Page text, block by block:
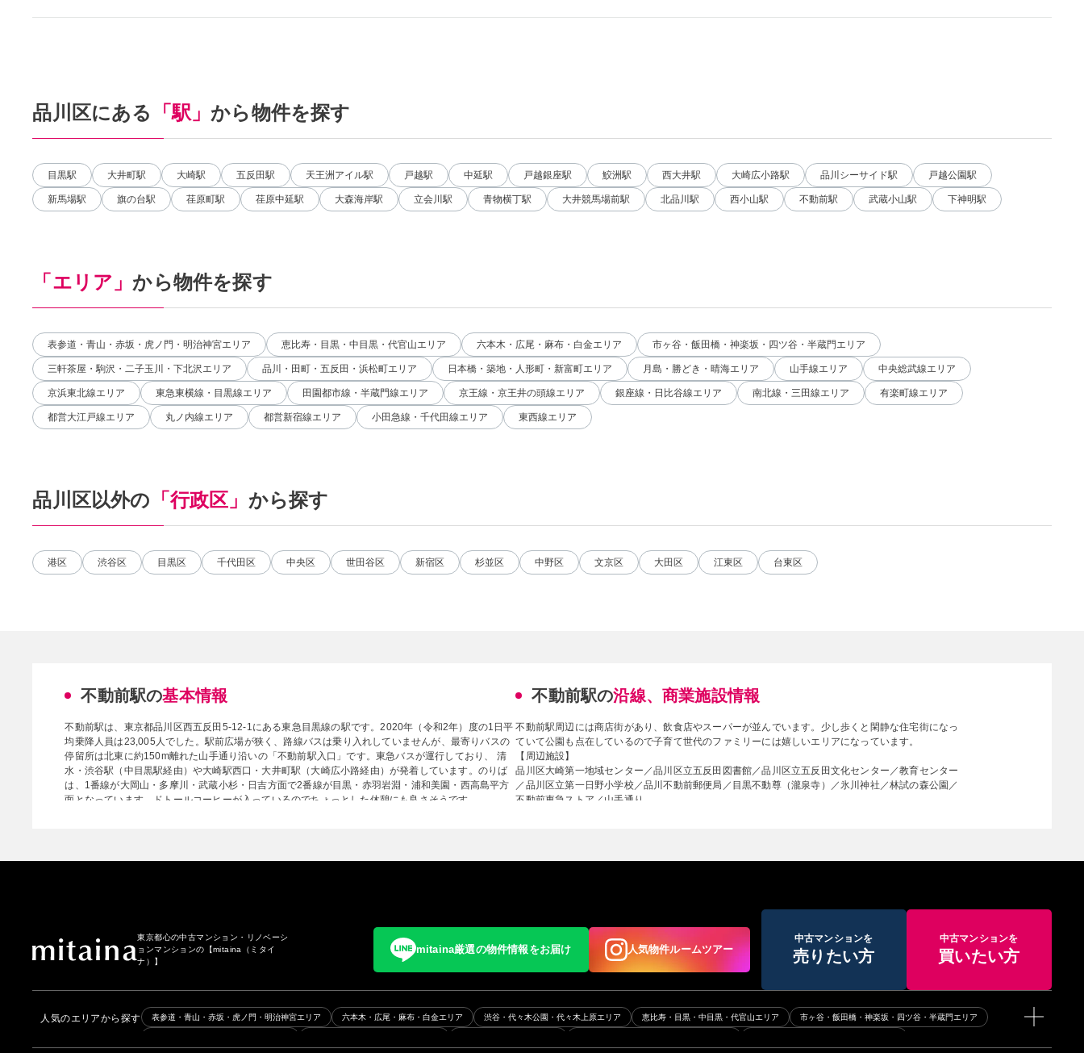
品川区にある 「駅」 から物件を探す
目黒駅 大井町駅 大崎駅 五反田駅 天王洲アイル駅 戸越駅 中延駅 戸越銀座駅 鮫洲駅 西大井駅 大崎広小路駅 品川シーサイド駅 戸越公園駅
新馬場駅 旗の台駅 荏原町駅 荏原中延駅 大森海岸駅 立会川駅 青物横丁駅 大井競馬場前駅 北品川駅 西小山駅 不動前駅 武蔵小山駅 下神明駅
「エリア」 から物件を探す
表参道・青山・赤坂・虎ノ門・明治神宮エリア 恵比寿・目黒・中目黒・代官山エリア 六本木・広尾・麻布・白金エリア 市ヶ谷・飯田橋・神楽坂・四ツ谷・半蔵門エリア
三軒茶屋・駒沢・二子玉川・下北沢エリア 品川・田町・五反田・浜松町エリア 日本橋・築地・人形町・新富町エリア 月島・勝どき・晴海エリア 山手線エリア 中央総武線エリア
京浜東北線エリア 東急東横線・目黒線エリア 田園都市線・半蔵門線エリア 京王線・京王井の頭線エリア 銀座線・日比谷線エリア 南北線・三田線エリア 有楽町線エリア
都営大江戸線エリア 丸ノ内線エリア 都営新宿線エリア 小田急線・千代田線エリア 東西線エリア
品川区以外の 「行政区」 から探す
港区 渋谷区 目黒区 千代田区 中央区 世田谷区 新宿区 杉並区 中野区 文京区 大田区 江東区 台東区
不動前駅の基本情報
不動前駅は、東京都品川区西五反田5-12-1にある東急目黒線の駅です。2020年（令和2年）度の1日平
均乗降人員は23,005人でした。駅前広場が狭く、路線バスは乗り入れしていませんが、最寄りバスの
停留所は北東に約150m離れた山手通り沿いの「不動前駅入口」です。東急バスが運行しており、 清
水・渋谷駅（中目黒駅経由）や大崎駅西口・大井町駅（大崎広小路経由）が発着しています。のりば
は、1番線が大岡山・多摩川・武蔵小杉・日吉方面で2番線が目黒・赤羽岩淵・浦和美園・西高島平方
面となっています。ドトールコーヒーが入っているのでちょっとした休憩にも良さそうです。
不動前駅の沿線、商業施設情報
不動前駅周辺には商店街があり、飲食店やスーパーが並んでいます。少し歩くと閑静な住宅街になっ
ていて公園も点在しているので子育て世代のファミリーには嬉しいエリアになっています。
【周辺施設】
品川区大崎第一地域センター／品川区立五反田図書館／品川区立五反田文化センター／教育センター
／品川区立第一日野小学校／品川不動前郵便局／目黒不動尊（瀧泉寺）／氷川神社／林試の森公園／
不動前東急ストア／山手通り
東京都心の中古マンション・リノベーシ
ョンマンションの 【mitaina（ミタイ
ナ）】
mitaina厳選の物件情報をお届け 人気物件ルームツアー
中古マンションを
売りたい方
中古マンションを
買いたい方
人気のエリアから探す 表参道・青山・赤坂・虎ノ門・明治神宮エリア 六本木・広尾・麻布・白金エリア 渋谷・代々木公園・代々木上原エリア 恵比寿・目黒・中目黒・代官山エリア 市ヶ谷・飯田橋・神楽坂・四ツ谷・半蔵門エリア